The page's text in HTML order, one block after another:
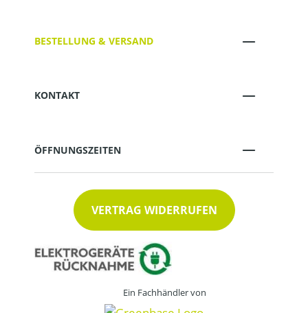
BESTELLUNG & VERSAND
KONTAKT
ÖFFNUNGSZEITEN
VERTRAG WIDERRUFEN
Ein Fachhändler von